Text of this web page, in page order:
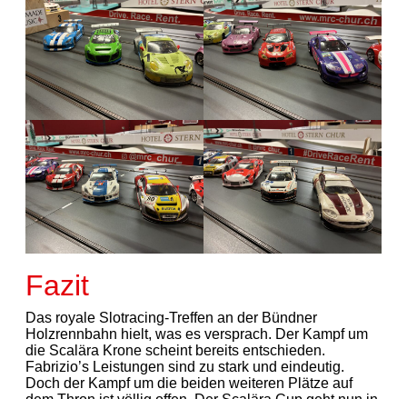
Fazit
Das royale Slotracing-Treffen an der Bündner
Holzrennbahn hielt, was es versprach. Der Kampf um
die Scalära Krone scheint bereits entschieden.
Fabrizio’s Leistungen sind zu stark und eindeutig.
Doch der Kampf um die beiden weiteren Plätze auf